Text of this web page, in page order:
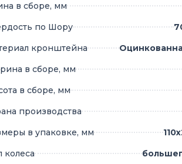
в сборе, мм
по Шору
кронштейна
в сборе, мм
в сборе, мм
производства
в упаковке, мм
колеса